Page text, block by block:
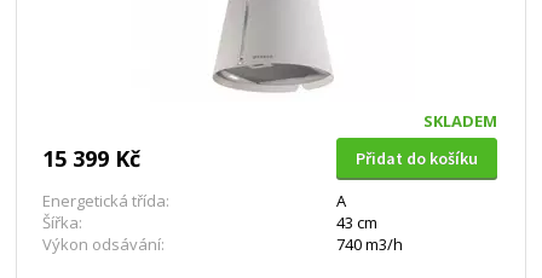
SKLADEM
15 399 Kč
Přidat do košíku
Energetická třída:
A
Šířka:
43 cm
Výkon odsávání:
740 m3/h